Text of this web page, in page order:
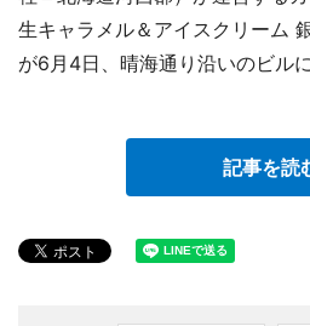
生キャラメル＆アイスクリーム
が6月4日、晴海通り沿いのビル
記事を読